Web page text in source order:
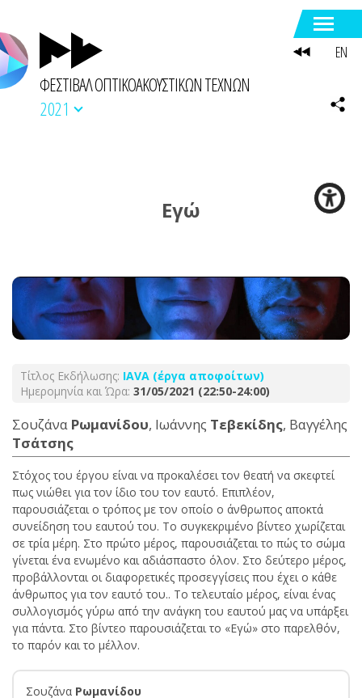
ΦΕΣΤΙΒΑΛ ΟΠΤΙΚΟΑΚΟΥΣΤΙΚΩΝ ΤΕΧΝΩΝ
2021
Εγώ
Τίτλος Εκδήλωσης: ΙΑVA (έργα αποφοίτων)
Ημερομηνία και Ώρα: 31/05/2021 (22:50-24:00)
Σουζάνα Ρωμανίδου, Ιωάννης Τεβεκίδης, Βαγγέλης
Τσάτσης
Στόχος του έργου είναι να προκαλέσει τον θεατή να σκεφτεί
πως νιώθει για τον ίδιο του τον εαυτό. Επιπλέον,
παρουσιάζεται ο τρόπος με τον οποίο ο άνθρωπος αποκτά
συνείδηση του εαυτού του. Το συγκεκριμένο βίντεο χωρίζεται
σε τρία μέρη. Στο πρώτο μέρος, παρουσιάζεται το πώς το σώμα
γίνεται ένα ενωμένο και αδιάσπαστο όλον. Στο δεύτερο μέρος,
προβάλλονται οι διαφορετικές προσεγγίσεις που έχει ο κάθε
άνθρωπος για τον εαυτό του.. Το τελευταίο μέρος, είναι ένας
συλλογισμός γύρω από την ανάγκη του εαυτού μας να υπάρξει
για πάντα. Στο βίντεο παρουσιάζεται το «Εγώ» στο παρελθόν,
το παρόν και το μέλλον.
Σουζάνα Ρωμανίδου
EN